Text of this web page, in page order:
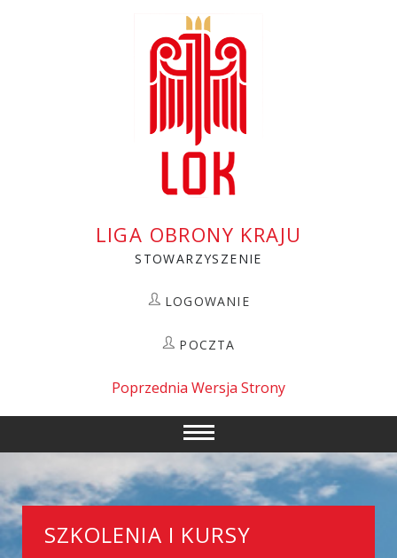
LIGA OBRONY KRAJU
STOWARZYSZENIE
LOGOWANIE
POCZTA
Poprzednia Wersja Strony
SZKOLENIA I KURSY